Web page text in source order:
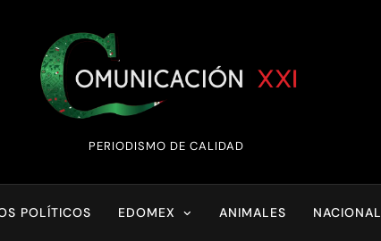
XXI
PERIODISMO DE CALIDAD
POLÍTICOS EDOMEX ANIMALES NACIONAL